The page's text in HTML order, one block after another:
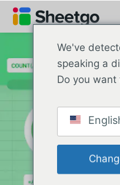
We've
speaking a
Do you want